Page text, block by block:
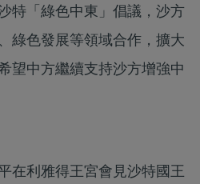
特「綠色中東」倡議，沙方
綠色發展等領域合作，擴大
望中方繼續支持沙方增強中
在利雅得王宮會見沙特國王